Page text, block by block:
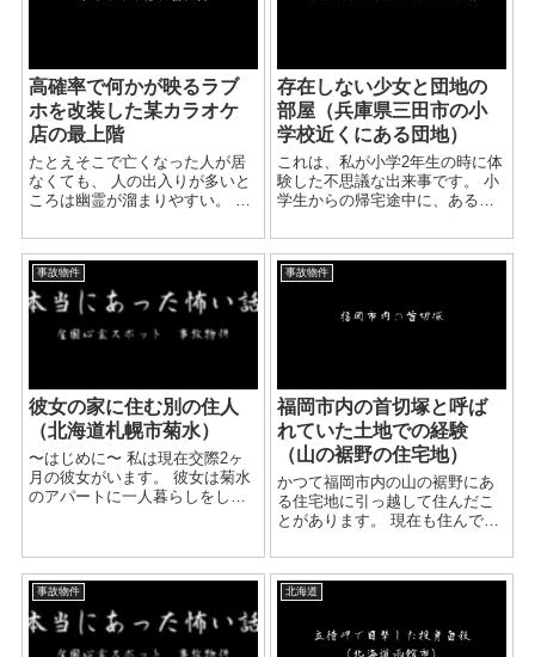
高確率で何かが映るラブ
ホを改装した某カラオケ
店の最上階
たとえそこで亡くなった人が居
なくても、 人の出入りが多いと
ころは幽霊が溜まりやすい。 そ
か？ 筆者の住むI県のH市という
所に、 元々ラブホテルを改装し
て作ったカラオケ店がありま
す。 ...
存在しない少女と団地の
部屋（兵庫県三田市の小
学校近くにある団地）
これは、私が小学2年生の時に体
験した不思議な出来事です。 小
学生からの帰宅途中に、ある少
は、とても不安そうに一人で真
ん中で立っていました。 どうし
たのと尋ねると、一人で自宅に
事故物件
彼女の家に住む別の住人
（北海道札幌市菊水）
〜はじめに〜 私は現在交際2ヶ
月の彼女がいます。 彼女は菊水
のアパートに一人暮らしをして
る方です。 ですが、余程のこと
がない限り 私は彼女の家には
あ...
事故物件
福岡市内の首切塚と呼ば
れていた土地での経験
（山の裾野の住宅地）
かつて福岡市内の山の裾野にあ
る住宅地に引っ越して住んだこ
とがあります。 現在も住んでい
けませんが、 頂上に神社のある
山の裾野に住宅が密集している
場所でした。 その土地は、昔は
事故物件 北海道